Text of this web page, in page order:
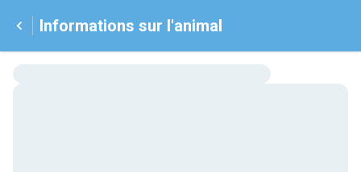
Informations sur l'animal